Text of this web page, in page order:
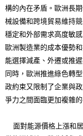
構的內在矛盾。歐洲長
械設備和跨境貿易維持
穩定和外部需求高度敏
歐洲製造業的成本優勢
能選擇減產、外遷或推
同時，歐洲推進綠色轉
政約束又限制了企業與
爭力之間面臨更加複雜
面對能源價格上漲和